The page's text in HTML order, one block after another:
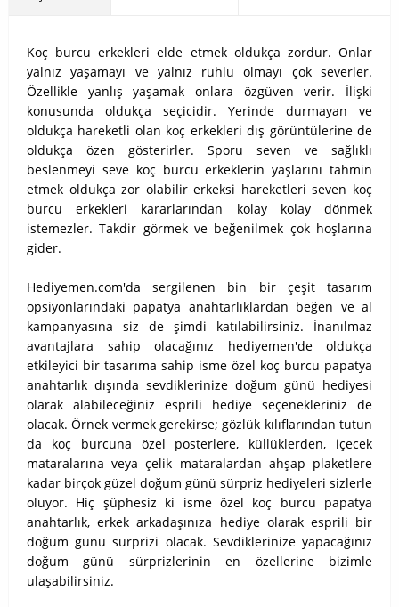
Koç burcu erkekleri elde etmek oldukça zordur. Onlar
yalnız yaşamayı ve yalnız ruhlu olmayı çok severler.
Özellikle yanlış yaşamak onlara özgüven verir. İlişki
konusunda oldukça seçicidir. Yerinde durmayan ve
oldukça hareketli olan koç erkekleri dış görüntülerine de
oldukça özen gösterirler. Sporu seven ve sağlıklı
beslenmeyi seve koç burcu erkeklerin yaşlarını tahmin
etmek oldukça zor olabilir erkeksi hareketleri seven koç
burcu erkekleri kararlarından kolay kolay dönmek
istemezler. Takdir görmek ve beğenilmek çok hoşlarına
gider.
Hediyemen.com'da sergilenen bin bir çeşit tasarım
opsiyonlarındaki papatya anahtarlıklardan beğen ve al
kampanyasına siz de şimdi katılabilirsiniz. İnanılmaz
avantajlara sahip olacağınız hediyemen'de oldukça
etkileyici bir tasarıma sahip isme özel koç burcu papatya
anahtarlık dışında sevdiklerinize doğum günü hediyesi
olarak alabileceğiniz esprili hediye seçenekleriniz de
olacak. Örnek vermek gerekirse; gözlük kılıflarından tutun
da koç burcuna özel posterlere, küllüklerden, içecek
mataralarına veya çelik mataralardan ahşap plaketlere
kadar birçok güzel doğum günü sürpriz hediyeleri sizlerle
oluyor. Hiç şüphesiz ki isme özel koç burcu papatya
anahtarlık, erkek arkadaşınıza hediye olarak esprili bir
doğum günü sürprizi olacak. Sevdiklerinize yapacağınız
doğum günü sürprizlerinin en özellerine bizimle
ulaşabilirsiniz.